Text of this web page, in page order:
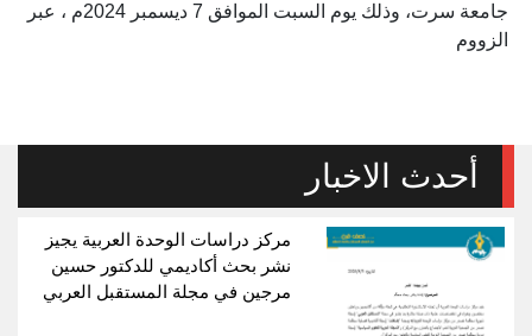
جامعة سرت، وذلك يوم السبت الموافق 7 ديسمبر 2024م ، عبر
الزووم
أحدث الاخبار
مركز دراسات الوحدة العربية يجيز
نشر بحث أكاديمي للدكتور حسين
مرجين في مجلة المستقبل العربي